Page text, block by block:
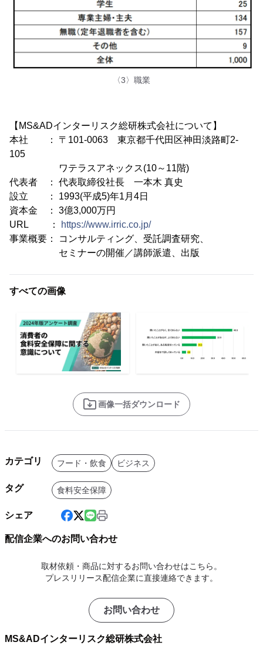
〈3〉職業
【MS&ADインターリスク総研株式会社について】
本社 ： 〒101-0063 東京都千代田区神田淡路町2-
105
ワテラスアネックス(10～11階)
代表者 ： 代表取締役社長 一本木 真史
設立 ： 1993(平成5)年1月4日
資本金 ： 3億3,000万円
URL ：
https://www.irric.co.jp/
事業概要： コンサルティング、受託調査研究、
セミナーの開催／講師派遣、出版
すべての画像
画像一括ダウンロード
カテゴリ フード・飲食 ビジネス
タグ 食料安全保障
シェア
配信企業へのお問い合わせ
取材依頼・商品に対するお問い合わせはこちら。
プレスリリース配信企業に直接連絡できます。
お問い合わせ
MS&ADインターリスク総研株式会社